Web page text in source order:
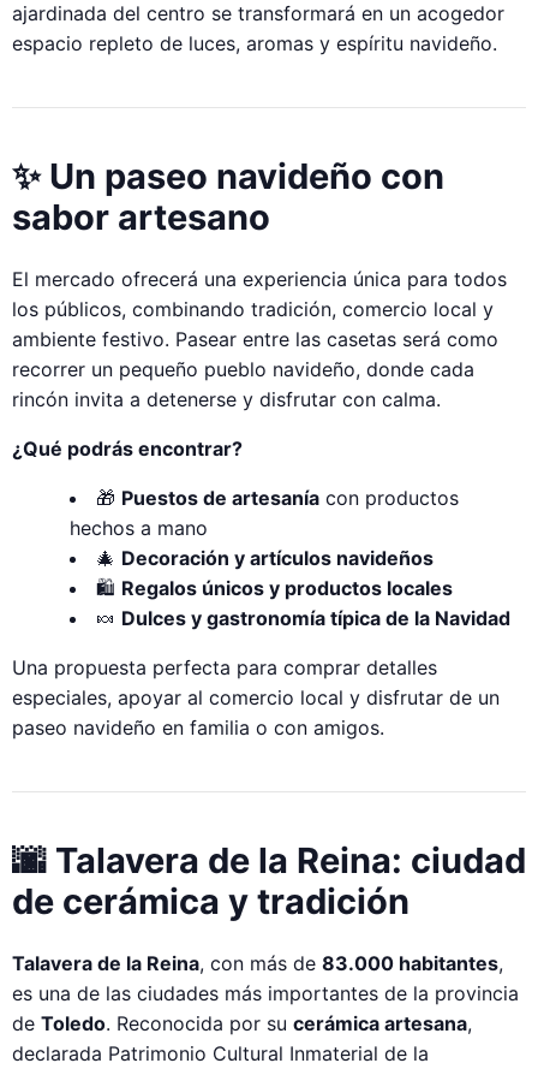
ajardinada del centro se transformará en un acogedor
espacio repleto de luces, aromas y espíritu navideño.
✨ Un paseo navideño con
sabor artesano
El mercado ofrecerá una experiencia única para todos
los públicos, combinando tradición, comercio local y
ambiente festivo. Pasear entre las casetas será como
recorrer un pequeño pueblo navideño, donde cada
rincón invita a detenerse y disfrutar con calma.
¿Qué podrás encontrar?
🎁 Puestos de artesanía con productos
hechos a mano
🎄 Decoración y artículos navideños
🛍 Regalos únicos y productos locales
🍬 Dulces y gastronomía típica de la Navidad
Una propuesta perfecta para comprar detalles
especiales, apoyar al comercio local y disfrutar de un
paseo navideño en familia o con amigos.
🌆 Talavera de la Reina: ciudad
de cerámica y tradición
Talavera de la Reina, con más de 83.000 habitantes,
es una de las ciudades más importantes de la provincia
de Toledo. Reconocida por su cerámica artesana,
declarada Patrimonio Cultural Inmaterial de la